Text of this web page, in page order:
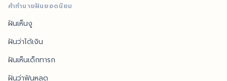
คำทำนายฝันยอดนิยม
ฝันเห็นงู
ฝันว่าได้เงิน
ฝันเห็นเด็กทารก
ฝันว่าฟันหลุด